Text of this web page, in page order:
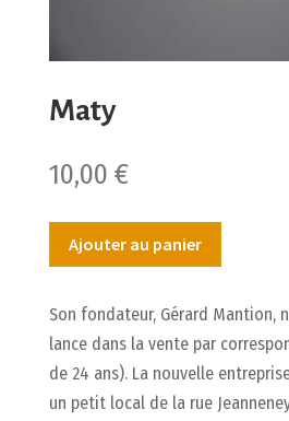
Maty
10,00 €
Ajouter au panier
Son fondateur, Gérard Mantion,
lance dans la vente par
de 24 ans). La nouvelle
un petit local de la rue